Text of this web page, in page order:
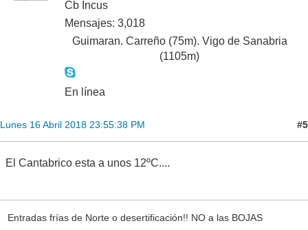
Cb Incus
Mensajes: 3,018
Guimaran. Carreño (75m). Vigo de Sanabria
(1105m)
En línea
Lunes 16 Abril 2018 23:55:38 PM #5
El Cantabrico esta a unos 12ºC....
Entradas frías de Norte o desertificación!! NO a las BOJAS